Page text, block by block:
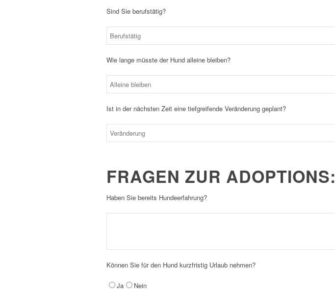
Sind Sie berufstätig?
Wie lange müsste der Hund alleine bleiben?
Ist in der nächsten Zeit eine tiefgreifende Veränderung geplant?
FRAGEN ZUR ADOPTIONS:
Haben Sie bereits Hundeerfahrung?
Können Sie für den Hund kurzfristig Urlaub nehmen?
Ja
Nein